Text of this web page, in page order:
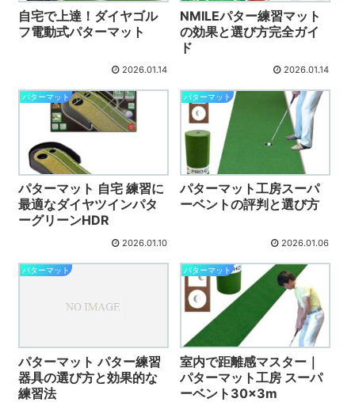
自宅で上達！ダイヤゴル
フ電動式パターマット
2026.01.14
NMILEパター練習マット
の効果と選び方完全ガイ
ド
2026.01.14
パターマット
パターマット 自宅 練習に
最適なダイヤツインパタ
ーグリーンHDR
2026.01.10
パターマット
パターマット工房スーパ
ーベントの評判と選び方
2026.01.06
パターマット
パターマット パター練習
器具の選び方と効果的な
練習法
パターマット
室内で距離感マスター｜
パターマット工房 スーパ
ーベント30×3m